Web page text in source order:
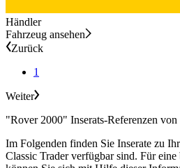
Händler
Fahrzeug ansehen
Zurück
1
Weiter
"Rover 2000" Inserats-Referenzen von
Im Folgenden finden Sie Inserate zu
Classic Trader verfügbar sind. Für